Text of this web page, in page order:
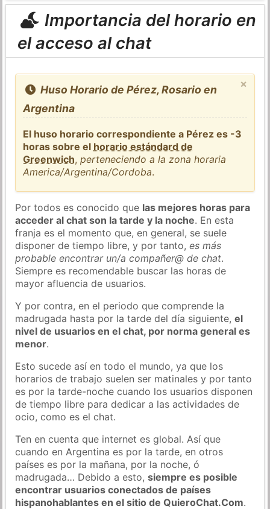
Importancia del horario en
el acceso al chat
×
Huso Horario de Pérez, Rosario en
Argentina
El huso horario correspondiente a Pérez es -3
horas sobre el horario estándard de
Greenwich,perteneciendo a la zona horaria
America/Argentina/Cordoba.
Por todos es conocido que las mejores horas para
acceder al chat son la tarde y la noche. En esta
franja es el momento que, en general, se suele
disponer de tiempo libre, y por tanto,es más
probable encontrar un/a compañer@ de chat.
Siempre es recomendable buscar las horas de
mayor afluencia de usuarios.
Y por contra, en el periodo que comprende la
madrugada hasta por la tarde del día siguiente,el
nivel de usuarios en el chat, por norma general es
menor.
Esto sucede así en todo el mundo, ya que los
horarios de trabajo suelen ser matinales y por tanto
es por la tarde-noche cuando los usuarios disponen
de tiempo libre para dedicar a las actividades de
ocio, como es el chat.
Ten en cuenta que internet es global. Así que
cuando en Argentina es por la tarde, en otros
países es por la mañana, por la noche, ó
madrugada… Debido a esto,siempre es posible
encontrar usuarios conectados de países
hispanohablantes en el sitio de QuieroChat.Com.